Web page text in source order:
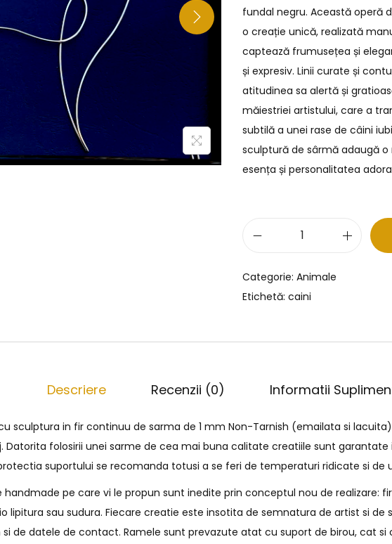
fundal negru. Această operă
o creație unică, realizată
captează frumusețea și
și expresiv. Linii curate și
atitudinea sa alertă și
măiestriei artistului, care a
subtilă a unei rase de câini
sculptură de sârmă adaugă
esența și personalitatea
Categorie: Animale
Etichetă: caini
Descriere Recenzii (0) Informatii
sculptura in fir continuu de sarma de 1 mm Non-Tarnish (emailata si
Datorita folosirii unei sarme de cea mai buna calitate creatiile sunt garantate
suportului se recomanda totusi a se feri de temperaturi ridicate si de
handmade pe care vi le propun sunt inedite prin conceptul nou de realizare:
lipitura sau sudura. Fiecare creatie este insotita de semnatura de artist si de
de datele de contact. Ramele sunt prevazute atat cu suport de birou, cat si